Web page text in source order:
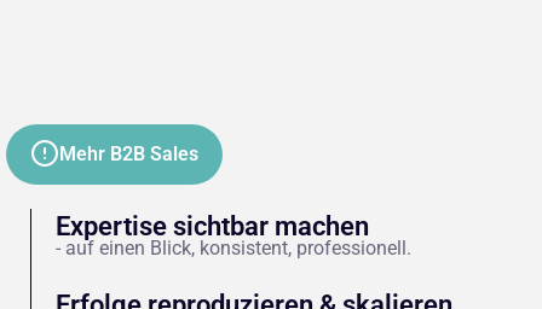
Mehr B2B Sales
Expertise sichtbar machen
- auf einen Blick, konsistent, professionell.